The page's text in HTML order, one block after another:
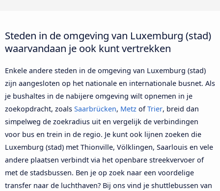
Steden in de omgeving van Luxemburg (stad)
waarvandaan je ook kunt vertrekken
Enkele andere steden in de omgeving van Luxemburg (stad)
zijn aangesloten op het nationale en internationale busnet. Als
je bushaltes in de nabijere omgeving wilt opnemen in je
zoekopdracht, zoals Saarbrücken, Metz ofTrier, breid dan
simpelweg de zoekradius uit en vergelijk de verbindingen
voor bus en trein in de regio. Je kunt ook lijnen zoeken die
Luxemburg (stad) met Thionville, Völklingen, Saarlouis en vele
andere plaatsen verbindt via het openbare streekvervoer of
met de stadsbussen. Ben je op zoek naar een voordelige
transfer naar de luchthaven? Bij ons vind je shuttlebussen van